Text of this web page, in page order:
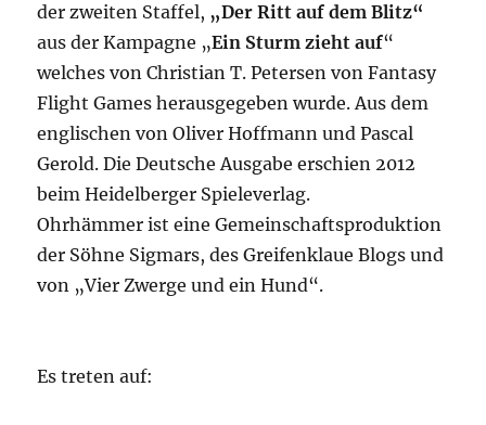
der zweiten Staffel, „Der Ritt auf dem Blitz“
aus der Kampagne „Ein Sturm zieht auf“
welches von Christian T. Petersen von Fantasy
Flight Games herausgegeben wurde. Aus dem
englischen von Oliver Hoffmann und Pascal
Gerold. Die Deutsche Ausgabe erschien 2012
beim Heidelberger Spieleverlag.
Ohrhämmer ist eine Gemeinschaftsproduktion
der Söhne Sigmars, des Greifenklaue Blogs und
von „Vier Zwerge und ein Hund“.
Es treten auf: